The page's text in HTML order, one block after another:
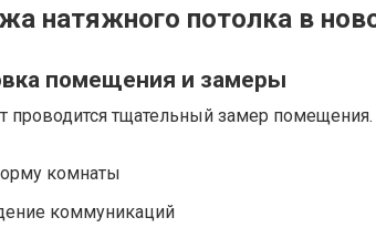
натяжного потолка в
помещения и замеры
проводится тщательный замер
комнаты
коммуникаций